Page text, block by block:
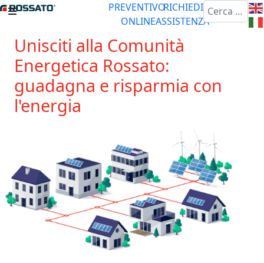
PREVENTIVO
ONLINE
RICHIEDI
ASSISTENZA
Cerca
Unisciti alla Comunità
Energetica Rossato:
guadagna e risparmia con
l'energia